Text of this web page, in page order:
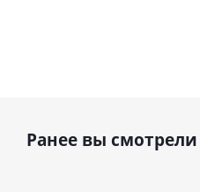
Ранее вы смотрели